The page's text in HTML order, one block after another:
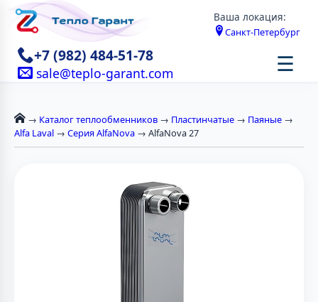
Ваша локация:
Санкт-Петербург
+7 (982) 484-51-78
sale@teplo-garant.com ☰
→ Каталог теплообменников → Пластинчатые → Паяные →
Alfa Laval → Серия AlfaNova → AlfaNova 27